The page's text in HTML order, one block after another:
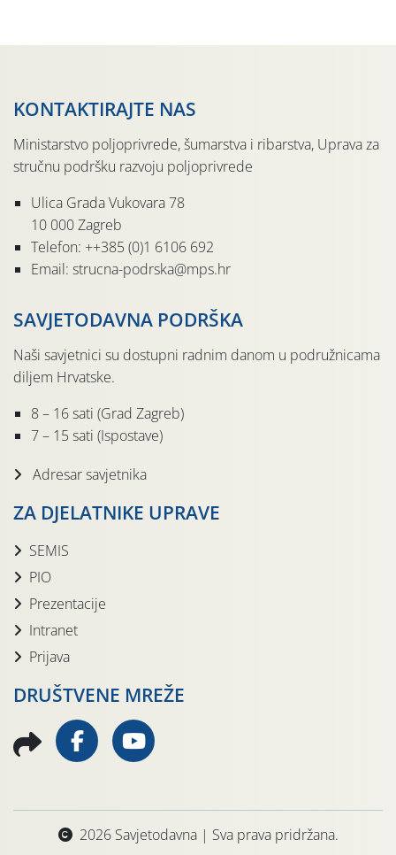
KONTAKTIRAJTE NAS
Ministarstvo poljoprivrede, šumarstva i ribarstva, Uprava za
stručnu podršku razvoju poljoprivrede
Ulica Grada Vukovara 78
10 000 Zagreb
Telefon: ++385 (0)1 6106 692
Email: strucna-podrska@mps.hr
SAVJETODAVNA PODRŠKA
Naši savjetnici su dostupni radnim danom u podružnicama
diljem Hrvatske.
8 – 16 sati (Grad Zagreb)
7 – 15 sati (Ispostave)
Adresar savjetnika
ZA DJELATNIKE UPRAVE
SEMIS
PIO
Prezentacije
Intranet
Prijava
DRUŠTVENE MREŽE
2026 Savjetodavna | Sva prava pridržana.